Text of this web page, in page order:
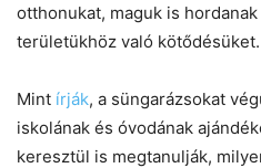
otthonukat, maguk is
területükhöz való kötődésüket.
Mint írják, a süngarázsokat
iskolának és óvodának
keresztül is megtanulják,